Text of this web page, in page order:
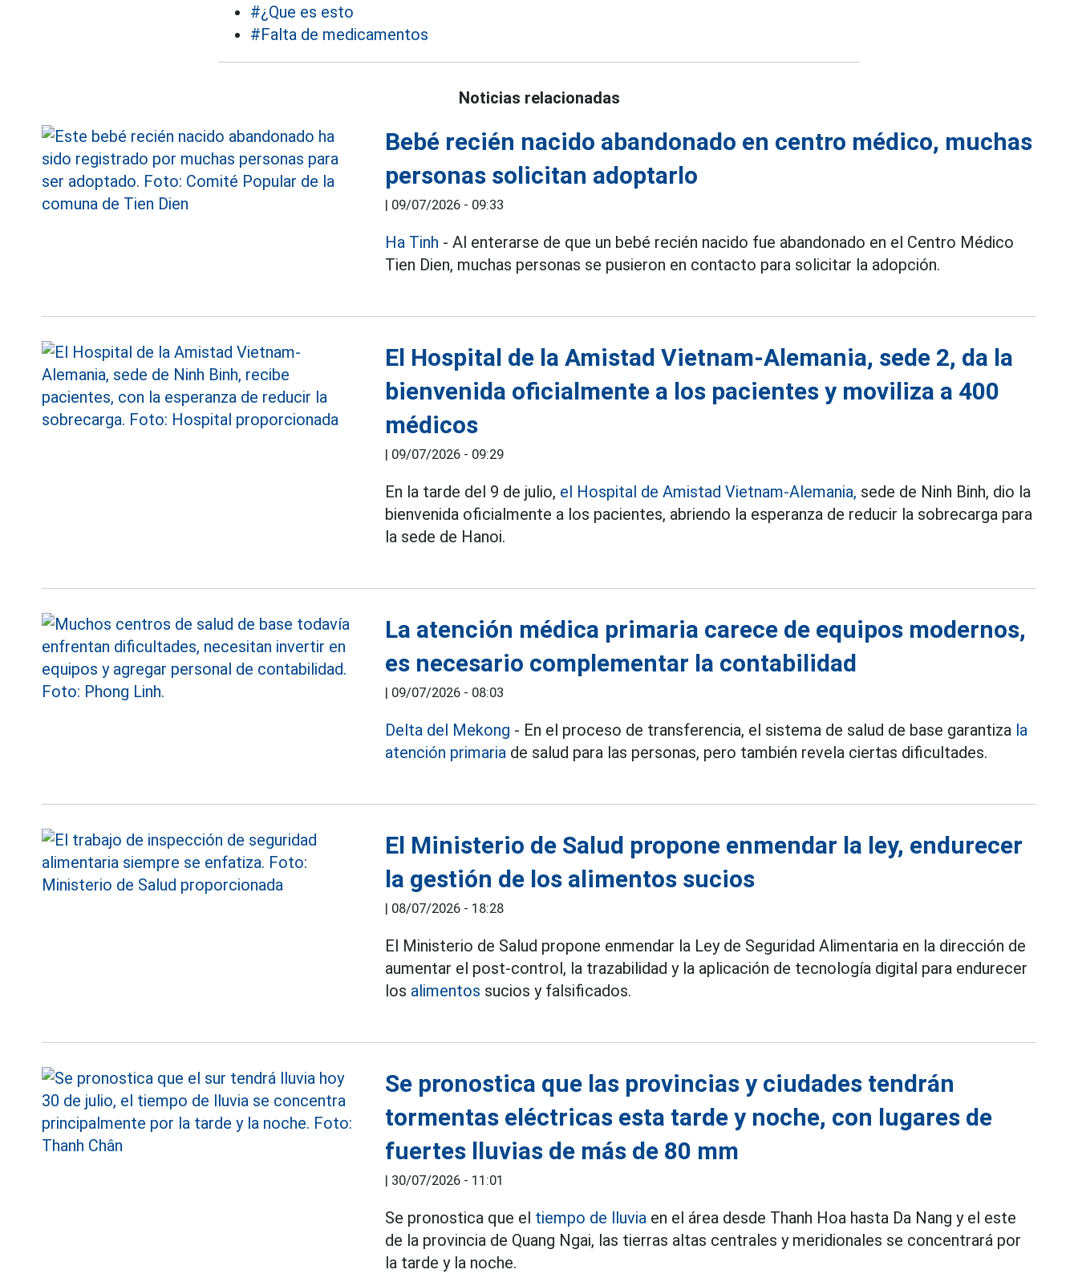
#¿Que es esto
#Falta de medicamentos
Noticias relacionadas
Bebé recién nacido abandonado en centro médico, muchas
personas solicitan adoptarlo
| 09/07/2026 - 09:33
Ha Tinh - Al enterarse de que un bebé recién nacido fue abandonado en el Centro Médico
Tien Dien, muchas personas se pusieron en contacto para solicitar la adopción.
El Hospital de la Amistad Vietnam-Alemania, sede 2, da la
bienvenida oficialmente a los pacientes y moviliza a 400
médicos
| 09/07/2026 - 09:29
En la tarde del 9 de julio, el Hospital de Amistad Vietnam-Alemania, sede de Ninh Binh, dio la
bienvenida oficialmente a los pacientes, abriendo la esperanza de reducir la sobrecarga para
la sede de Hanoi.
La atención médica primaria carece de equipos modernos,
es necesario complementar la contabilidad
| 09/07/2026 - 08:03
Delta del Mekong - En el proceso de transferencia, el sistema de salud de base garantiza la
atención primaria de salud para las personas, pero también revela ciertas dificultades.
El Ministerio de Salud propone enmendar la ley, endurecer
la gestión de los alimentos sucios
| 08/07/2026 - 18:28
El Ministerio de Salud propone enmendar la Ley de Seguridad Alimentaria en la dirección de
aumentar el post-control, la trazabilidad y la aplicación de tecnología digital para endurecer
los alimentos sucios y falsificados.
Se pronostica que las provincias y ciudades tendrán
tormentas eléctricas esta tarde y noche, con lugares de
fuertes lluvias de más de 80 mm
| 30/07/2026 - 11:01
Se pronostica que el tiempo de lluvia en el área desde Thanh Hoa hasta Da Nang y el este
de la provincia de Quang Ngai, las tierras altas centrales y meridionales se concentrará por
la tarde y la noche.